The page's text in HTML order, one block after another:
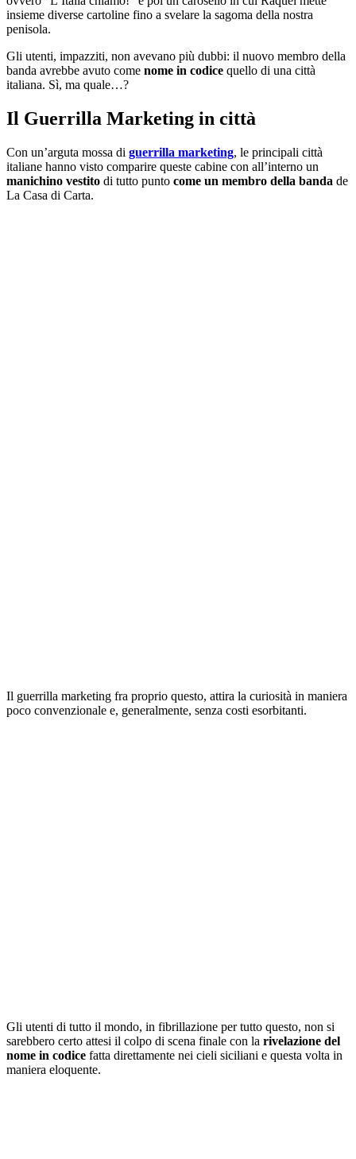
insieme diverse cartoline fino a svelare la sagoma della nostra
penisola.
Gli utenti, impazziti, non avevano più dubbi: il nuovo membro della
banda avrebbe avuto come nome in codice quello di una città
italiana. Sì, ma quale…?
Il Guerrilla Marketing in città
Con un’arguta mossa di guerrilla marketing, le principali città
italiane hanno visto comparire queste cabine con all’interno un
manichino vestito di tutto punto come un membro della banda de
La Casa di Carta.
Il guerrilla marketing fra proprio questo, attira la curiosità in maniera
poco convenzionale e, generalmente, senza costi esorbitanti.
Gli utenti di tutto il mondo, in fibrillazione per tutto questo, non si
sarebbero certo attesi il colpo di scena finale con la rivelazione del
nome in codice fatta direttamente nei cieli siciliani e questa volta in
maniera eloquente.